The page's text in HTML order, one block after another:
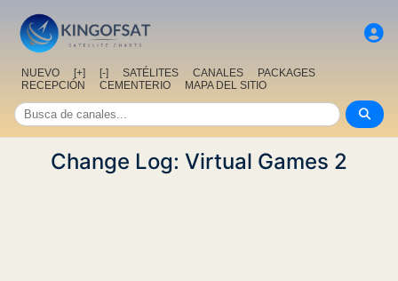
NUEVO [+] [-] SATÉLITES CANALES
PACKAGES
RECEPCIÓN
CEMENTERIO MAPA DEL SITIO
Change Log: Virtual Games 2